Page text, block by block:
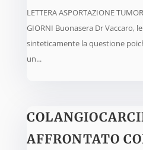
LETTERA ASPORTAZIONE
GIORNI Buonasera Dr Vaccaro,
sinteticamente la questione
un...
AFFRONTATO